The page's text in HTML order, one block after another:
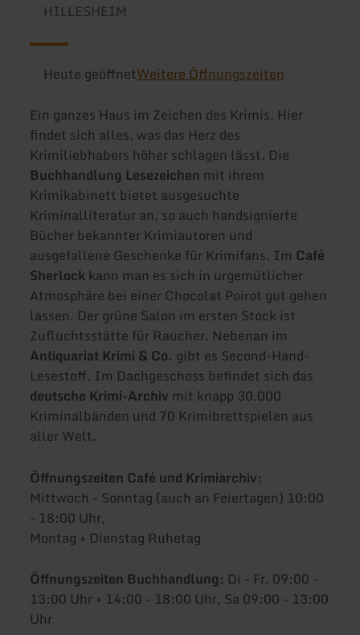
HILLESHEIM
Heute geöffnetWeitere Öffnungszeiten
Ein ganzes Haus im Zeichen des Krimis. Hier
findet sich alles, was das Herz des
Krimiliebhabers höher schlagen lässt. Die
Buchhandlung Lesezeichen mit ihrem
Krimikabinett bietet ausgesuchte
Kriminalliteratur an, so auch handsignierte
Bücher bekannter Krimiautoren und
ausgefallene Geschenke für Krimifans. Im Café
Sherlock kann man es sich in urgemütlicher
Atmosphäre bei einer Chocolat Poirot gut gehen
lassen. Der grüne Salon im ersten Stock ist
Zufluchtsstätte für Raucher. Nebenan im
Antiquariat Krimi & Co. gibt es Second-Hand-
Lesestoff. Im Dachgeschoss befindet sich das
deutsche Krimi-Archiv mit knapp 30.000
Kriminalbänden und 70 Krimibrettspielen aus
aller Welt.
Öffnungszeiten Café und Krimiarchiv:
Mittwoch - Sonntag (auch an Feiertagen) 10:00
- 18:00 Uhr,
Montag + Dienstag Ruhetag
Öffnungszeiten Buchhandlung: Di - Fr. 09:00 -
13:00 Uhr + 14:00 - 18:00 Uhr, Sa 09:00 - 13:00
Uhr